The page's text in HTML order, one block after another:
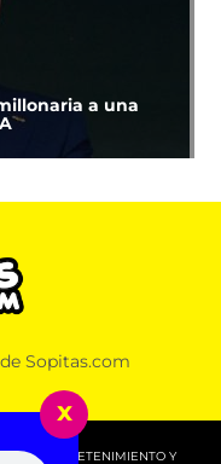
a una
Sopitas.com
ENTRETENIMIENTO Y
x